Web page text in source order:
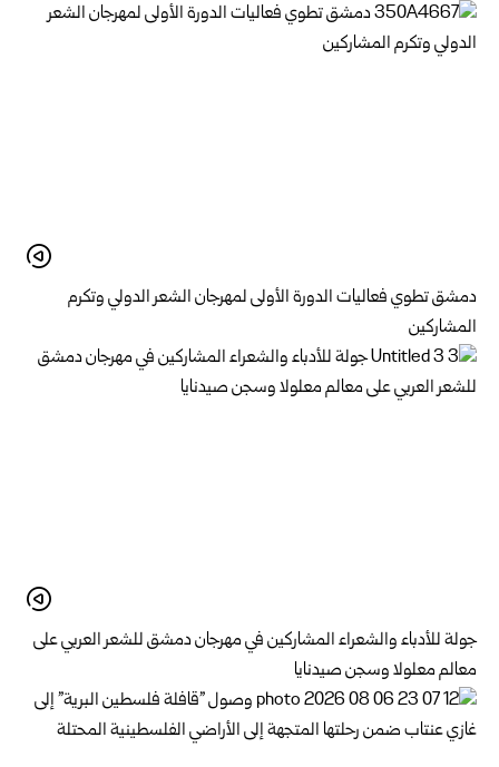
دمشق تطوي فعاليات الدورة الأولى لمهرجان الشعر الدولي وتكرم
المشاركين
جولة للأدباء والشعراء المشاركين في مهرجان دمشق للشعر العربي على
معالم معلولا وسجن صيدنايا